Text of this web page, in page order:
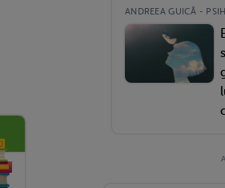
ANDREEA GUICĂ -